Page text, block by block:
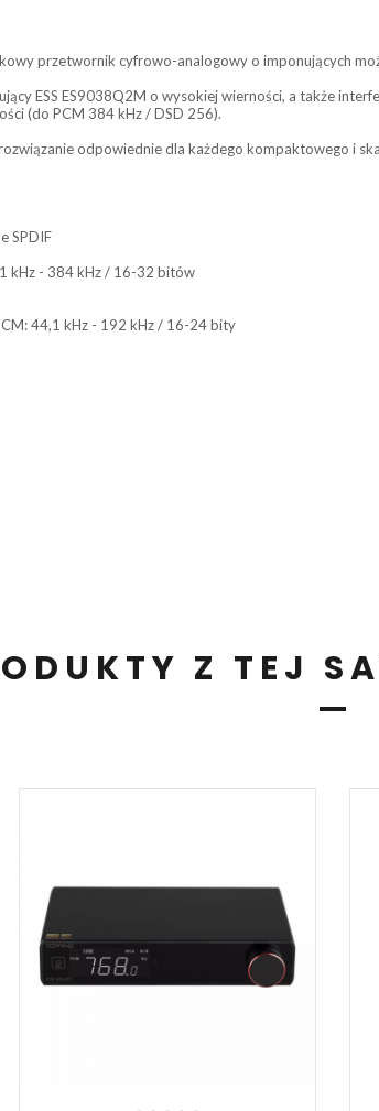
przetwornik cyfrowo-analogowy o imponujących
ESS ES9038Q2M o wysokiej wierności, a także
(do PCM 384 kHz / DSD 256).
odpowiednie dla każdego kompaktowego i
SPDIF
kHz - 384 kHz / 16-32 bitów
44,1 kHz - 192 kHz / 16-24 bity
Z TEJ